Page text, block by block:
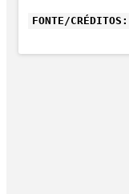
FONTE/CRÉDITOS: